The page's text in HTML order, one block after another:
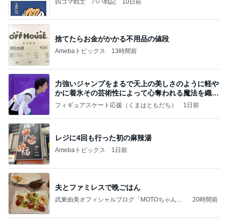
捨てたらお金がかかる不用品の値段
Amebaトピックス 13時間前
力強いジャンプをまるで天上の美しさのように軽や
かに着氷その芸術性によって心奪われる魔法を織り
なす
フィギュアスケート応援（くまはともだち） 1日前
レジに4回も行った初の麻辣湯
Amebaトピックス 1日前
夫とファミレスで晩ごはん
武東由美オフィシャルブログ「MOTOちゃんと
20時間前